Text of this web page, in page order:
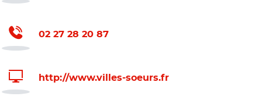
02 27 28 20 87
http://www.villes-soeurs.fr